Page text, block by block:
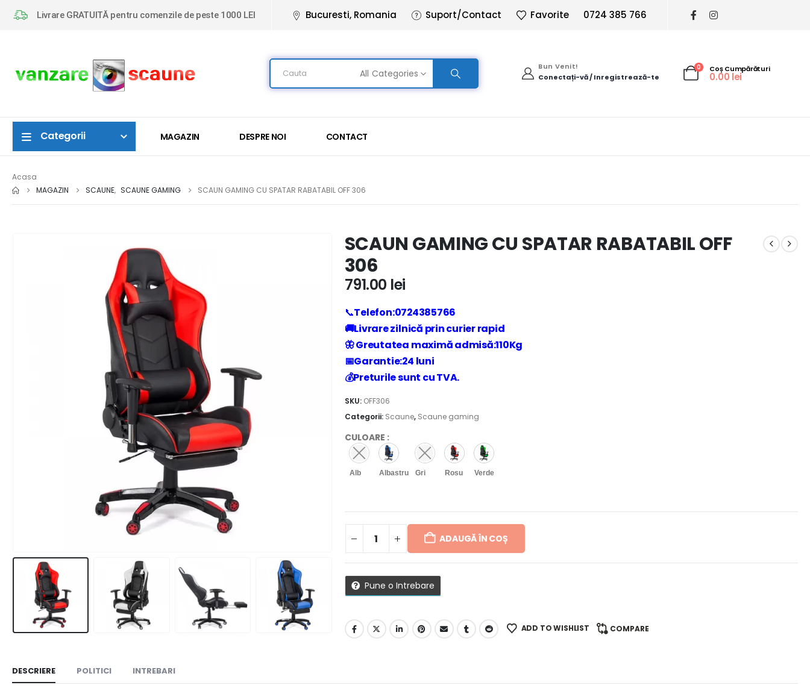
Livrare GRATUITĂ pentru comenzile de peste 1000 LEI Bucuresti, Romania Suport/Contact Favorite 0724 385 766
All Categories
Bun Venit!
Conectați-vă / Inregistrează-te
0 Coș Cumpărături
0.00 lei
Categorii MAGAZIN DESPRE NOI CONTACT
Acasa
MAGAZIN
SCAUNE, SCAUNE GAMING SCAUN GAMING CU SPATAR RABATABIL OFF 306
SCAUN GAMING CU SPATAR RABATABIL OFF
306
791.00 lei
📞Telefon:0724385766
🚚Livrare zilnică prin curier rapid
🦋 Greutatea maximă admisă:110Kg
📅Garantie:24 luni
💰Preturile sunt cu TVA.
SKU: OFF306
Categorii: Scaune, Scaune gaming
CULOARE :
Alb Albastru Gri Rosu Verde
ADAUGĂ ÎN COȘ
Pune o Intrebare
ADD TO WISHLIST COMPARE
DESCRIERE POLITICI INTREBARI